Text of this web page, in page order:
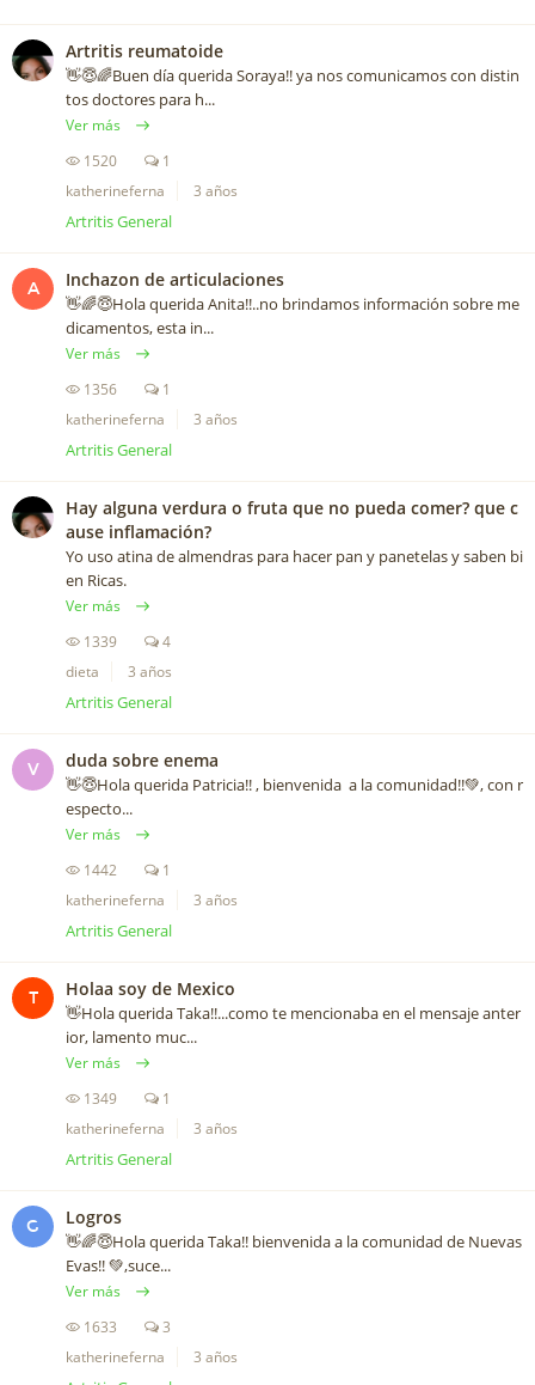
Artritis reumatoide
👋😇🌈Buen día querida Soraya!! ya nos comunicamos con distin
tos doctores para h...
Ver más
1520
1
katherineferna
3 años
Artritis General
A Inchazon de articulaciones
👋🌈😇Hola querida Anita!!..no brindamos información sobre me
dicamentos, esta in...
Ver más
1356
1
katherineferna
3 años
Artritis General
Hay alguna verdura o fruta que no pueda comer? que c
ause inflamación?
Yo uso atina de almendras para hacer pan y panetelas y saben bi
en Ricas.
Ver más
1339
4
dieta
3 años
Artritis General
V duda sobre enema
👋😇Hola querida Patricia!! , bienvenida a la comunidad!!💚, con r
especto...
Ver más
1442
1
katherineferna
3 años
Artritis General
T Holaa soy de Mexico
👋Hola querida Taka!!...como te mencionaba en el mensaje anter
ior, lamento muc...
Ver más
1349
1
katherineferna
3 años
Artritis General
G Logros
👋🌈😇Hola querida Taka!! bienvenida a la comunidad de Nuevas
Evas!! 💚,suce...
Ver más
1633
3
katherineferna
3 años